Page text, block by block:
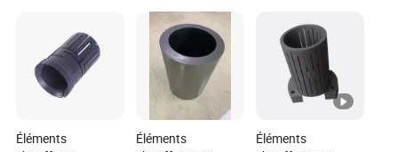
Éléments
Éléments
Éléments